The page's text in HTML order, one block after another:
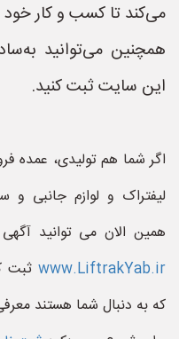
می‌کند تا کسب و کار خود
همچنین می‌توانید
این سایت ثبت کنید.
اگر شما هم تولیدی، عمده
لیفتراک و لوازم جانبی
همین الان می توانید
www.LiftrakYab.ir ثبت
که به دنبال شما هستند